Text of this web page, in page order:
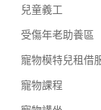
兒童義工
受傷年老助養區
寵物模特兒租借
寵物課程